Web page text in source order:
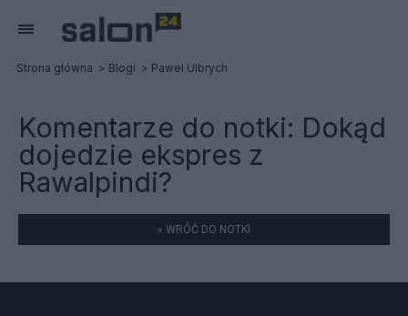
Strona główna Blogi Pawel Ulbrych
Komentarze do notki: Dokąd
dojedzie ekspres z
Rawalpindi?
« WRÓĆ DO NOTKI